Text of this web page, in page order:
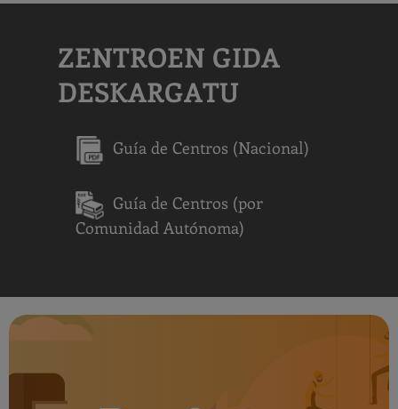
ZENTROEN GIDA
DESKARGATU
Guía de Centros (Nacional)
Guía de Centros (por
Comunidad Autónoma)